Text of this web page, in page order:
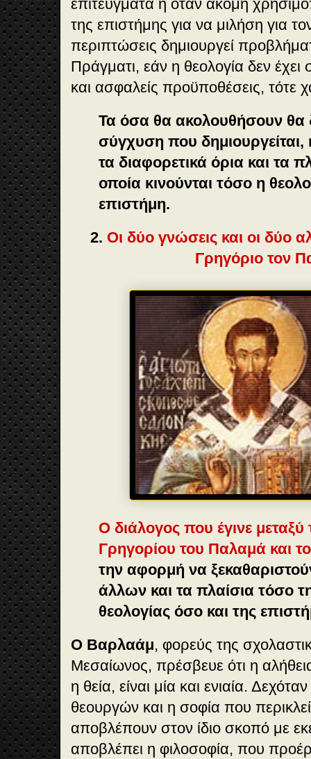
επιτεύγματα ή όταν ακόμη
της επιστήμης για να μιλήση για
περιπτώσεις δημιουργεί
Πράγματι, εάν η θεολογία δεν
και ασφαλείς προϋποθέσεις, τότε
Τα όσα θα ακολουθήσουν θα
σύγχυση που δημιουργείται,
τα διαφορετικά όρια και τα
οποία κινούνται τόσο η
επιστήμη.
2. Οι δύο γνώσεις και οι δύο
Γρηγόριο τον
Ο διάλογος που έγινε μεταξύ
Γρηγορίου του Παλαμά και
την αφορμή να
άλλων και τα πλαίσια τόσο
θεολογίας όσο και της
Ο Βαρλαάμ, φορεύς της
Μεσαίωνος, πρέσβευε ότι η
η θεία, είναι μία και ενιαία.
θεουργών και η σοφία που
αποβλέπουν στον ίδιο σκοπό με
αποβλέπει η φιλοσοφία, που